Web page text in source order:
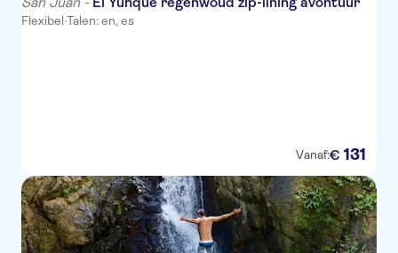
Flexibel·Talen: en, es
Vanaf:€ 131